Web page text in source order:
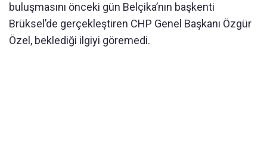
buluşmasını önceki gün Belçika’nın başkenti
Brüksel’de gerçekleştiren CHP Genel Başkanı Özgür
Özel, beklediği ilgiyi göremedi.